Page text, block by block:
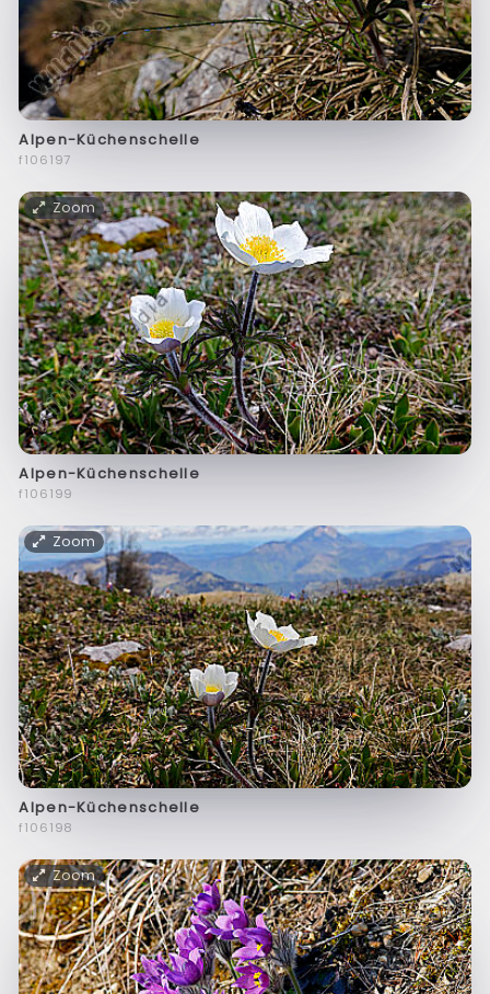
Alpen-Küchenschelle
f106197
Zoom
Alpen-Küchenschelle
f106199
Zoom
Alpen-Küchenschelle
f106198
Zoom